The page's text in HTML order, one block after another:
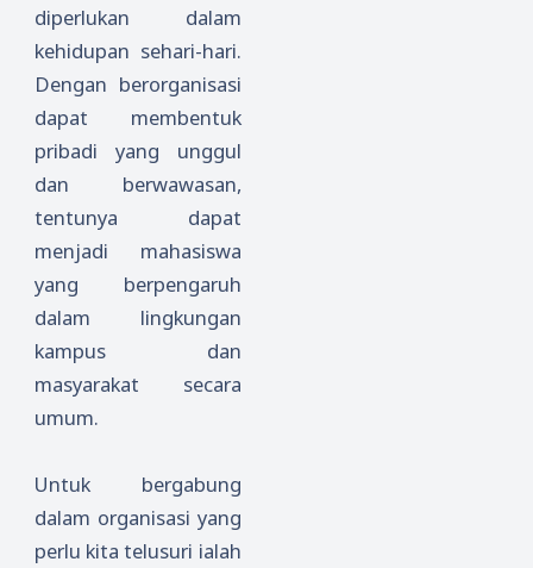
diperlukan dalam
kehidupan sehari-hari.
Dengan berorganisasi
dapat membentuk
pribadi yang unggul
dan berwawasan,
tentunya dapat
menjadi mahasiswa
yang berpengaruh
dalam lingkungan
kampus dan
masyarakat secara
umum.
Untuk bergabung
dalam organisasi yang
perlu kita telusuri ialah